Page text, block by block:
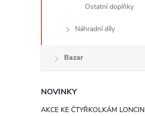
Ostatní doplňky
Náhradní díly
Bazar
NOVINKY
AKCE KE ČTYŘKOLKÁM LONCIN